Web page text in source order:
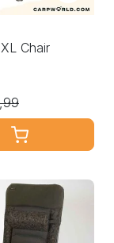
Chair